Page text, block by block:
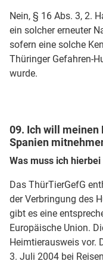
Nein, § 16 Abs. 3, 2.
ein solcher erneuter
sofern eine solche
Thüringer Gefahren-
wurde.
09. Ich will meinen
Spanien
Was muss ich
Das ThürTierGefG
der Verbringung des
gibt es eine
Europäische Union.
Heimtierausweis vor.
3. Juli 2004 bei